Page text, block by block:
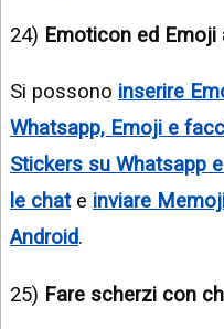
24) Emoticon ed Emoji
Si possono inserire
Whatsapp, Emoji e
Stickers su Whatsapp
le chate inviare
Android.
25) Fare scherzi con